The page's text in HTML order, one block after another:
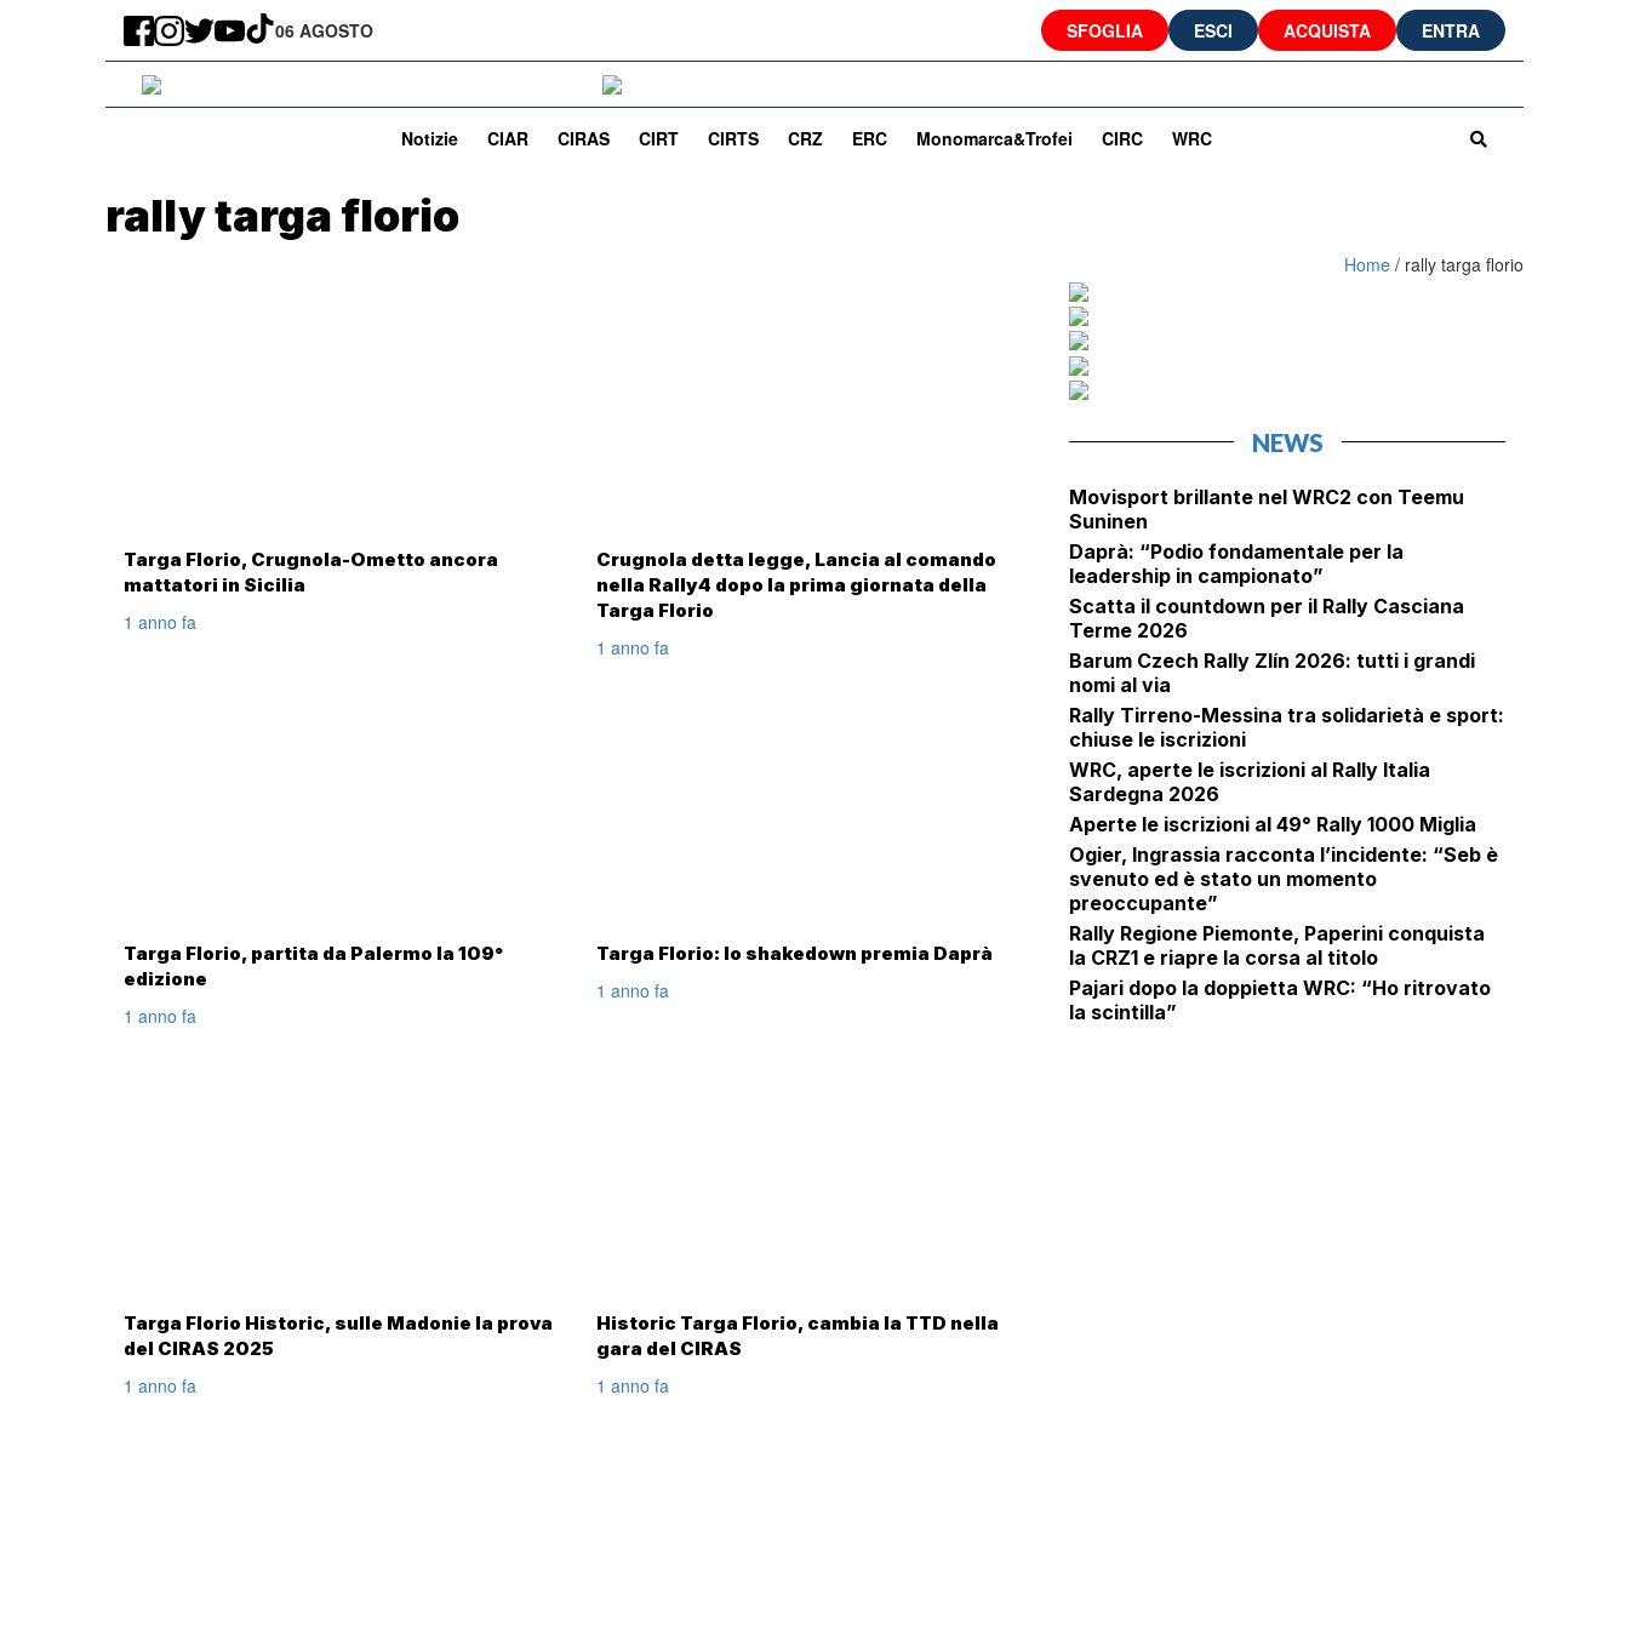
06 AGOSTO SFOGLIA ESCI ACQUISTA ENTRA
Notizie CIAR CIRAS CIRT CIRTS CRZ ERC Monomarca&Trofei CIRC WRC
rally targa florio
Home / rally targa florio
Targa Florio, Crugnola-Ometto ancora
mattatori in Sicilia
1 anno fa
Crugnola detta legge, Lancia al comando
nella Rally4 dopo la prima giornata della
Targa Florio
1 anno fa
Targa Florio, partita da Palermo la 109°
edizione
1 anno fa
Targa Florio: lo shakedown premia Daprà
1 anno fa
Targa Florio Historic, sulle Madonie la prova
del CIRAS 2025
1 anno fa
Historic Targa Florio, cambia la TTD nella
gara del CIRAS
1 anno fa
NEWS
Movisport brillante nel WRC2 con Teemu
Suninen
Daprà: “Podio fondamentale per la
leadership in campionato”
Scatta il countdown per il Rally Casciana
Terme 2026
Barum Czech Rally Zlín 2026: tutti i grandi
nomi al via
Rally Tirreno-Messina tra solidarietà e sport:
chiuse le iscrizioni
WRC, aperte le iscrizioni al Rally Italia
Sardegna 2026
Aperte le iscrizioni al 49° Rally 1000 Miglia
Ogier, Ingrassia racconta l’incidente: “Seb è
svenuto ed è stato un momento
preoccupante”
Rally Regione Piemonte, Paperini conquista
la CRZ1 e riapre la corsa al titolo
Pajari dopo la doppietta WRC: “Ho ritrovato
la scintilla”